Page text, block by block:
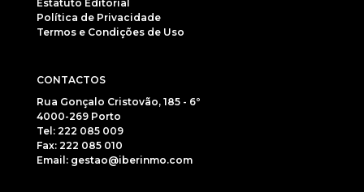
Estatuto Editorial
Política de Privacidade
Termos e Condições de Uso
CONTACTOS
Rua Gonçalo Cristovão, 185 - 6º
4000-269 Porto
Tel: 222 085 009
Fax: 222 085 010
Email: gestao@iberinmo.com